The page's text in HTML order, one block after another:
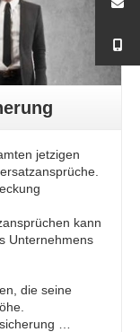
jetzigen
kann
Unternehmens
die seine
…